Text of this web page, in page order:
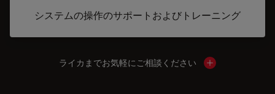
システムの操作のサポートおよびトレーニング
ライカまでお気軽にご相談ください Show local